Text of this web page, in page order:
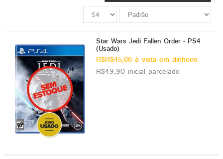
Star Wars Jedi Fallen Order - PS4
(Usado)
R$R$45,00 à vista em dinheiro
R$49,90 inicial parcelado